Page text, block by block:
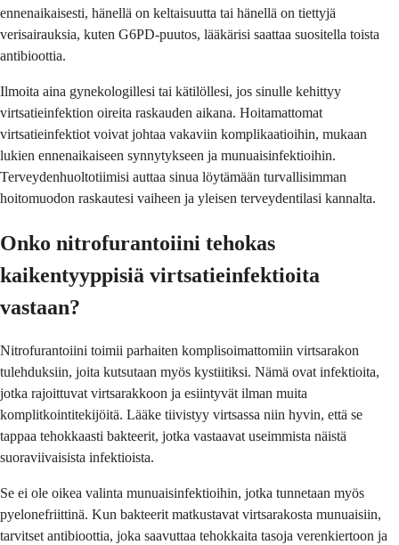
ennenaikaisesti, hänellä on keltaisuutta tai hänellä on tiettyjä
verisairauksia, kuten G6PD-puutos, lääkärisi saattaa suositella toista
antibioottia.
Ilmoita aina gynekologillesi tai kätilöllesi, jos sinulle kehittyy
virtsatieinfektion oireita raskauden aikana. Hoitamattomat
virtsatieinfektiot voivat johtaa vakaviin komplikaatioihin, mukaan
lukien ennenaikaiseen synnytykseen ja munuaisinfektioihin.
Terveydenhuoltotiimisi auttaa sinua löytämään turvallisimman
hoitomuodon raskautesi vaiheen ja yleisen terveydentilasi kannalta.
Onko nitrofurantoiini tehokas
kaikentyyppisiä virtsatieinfektioita
vastaan?
Nitrofurantoiini toimii parhaiten komplisoimattomiin virtsarakon
tulehduksiin, joita kutsutaan myös kystiitiksi. Nämä ovat infektioita,
jotka rajoittuvat virtsarakkoon ja esiintyvät ilman muita
komplitkointitekijöitä. Lääke tiivistyy virtsassa niin hyvin, että se
tappaa tehokkaasti bakteerit, jotka vastaavat useimmista näistä
suoraviivaisista infektioista.
Se ei ole oikea valinta munuaisinfektioihin, jotka tunnetaan myös
pyelonefriittinä. Kun bakteerit matkustavat virtsarakosta munuaisiin,
tarvitset antibioottia, joka saavuttaa tehokkaita tasoja verenkiertoon ja